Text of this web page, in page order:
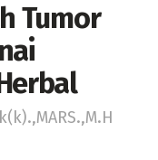
Tumor